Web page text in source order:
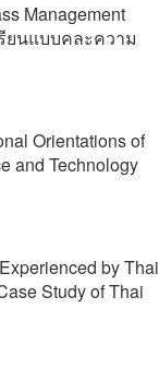
Management
ยนแบบคละความ
Orientations of
and Technology
by Thai
Study of Thai